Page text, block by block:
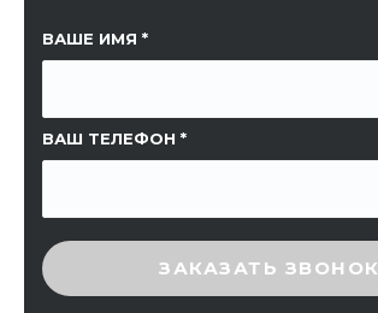
ВАШЕ ИМЯ
ВАШ ТЕЛЕФОН
ССЫЛКА НА СТРАНИЦУ
ВВЕДИТЕ ПРОВЕРОЧНЫЙ КОД
ЗАКАЗАТЬ ЗВОНОК